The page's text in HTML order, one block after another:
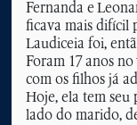
Fernanda e
ficava mais difícil
Laudiceia foi,
Foram 17 anos
com os filhos já
Hoje, ela tem seu
lado do marido,